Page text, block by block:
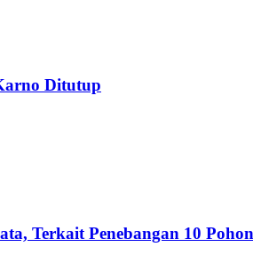
Ditutup
Terkait Penebangan 10 Pohon